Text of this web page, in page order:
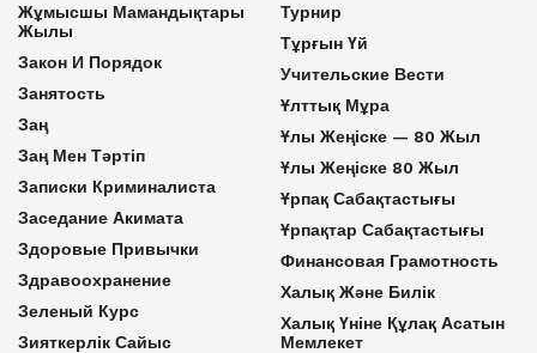
Жұмысшы Мамандықтары
Жылы
Закон И Порядок
Занятость
Заң
Заң Мен Тәртіп
Записки Криминалиста
Заседание Акимата
Здоровые Привычки
Здравоохранение
Зеленый Курс
Зияткерлік Сайыс
Турнир
Тұрғын Үй
Учительские Вести
Ұлттық Мұра
Ұлы Жеңіске — 80 Жыл
Ұлы Жеңіске 80 Жыл
Ұрпақ Сабақтастығы
Ұрпақтар Сабақтастығы
Финансовая Грамотность
Халық Және Билік
Халық Үніне Құлақ Асатын
Мемлекет